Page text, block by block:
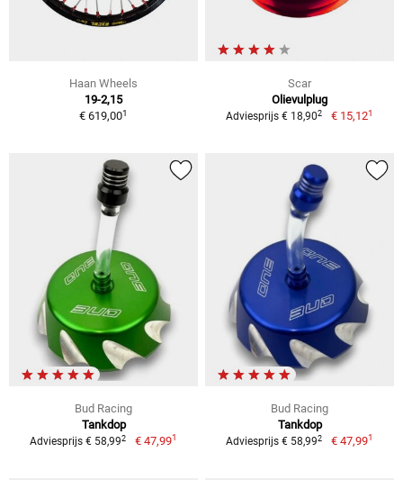
Haan Wheels
19-2,15
€ 619,001
Scar
Olievulplug
Adviesprijs € 18,902 € 15,121
Bud Racing
Tankdop
Adviesprijs € 58,992 € 47,991
Bud Racing
Tankdop
Adviesprijs € 58,992 € 47,991